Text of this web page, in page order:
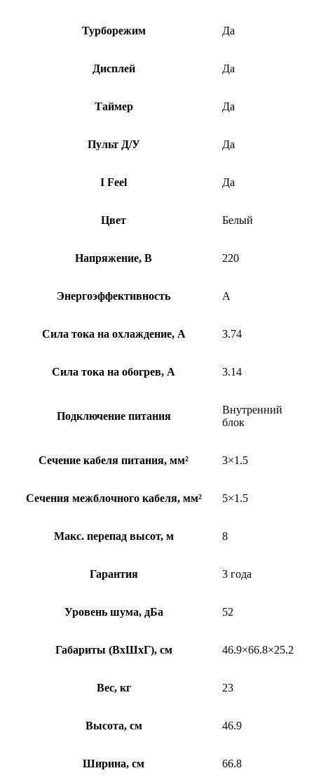
Турборежим Да
Дисплей Да
Таймер Да
Пульт Д/У Да
I Feel Да
Цвет Белый
Напряжение, В 220
Энергоэффективность A
Сила тока на охлаждение, А 3.74
Сила тока на обогрев, А 3.14
Подключение питания
Внутренний
блок
Сечение кабеля питания, мм² 3×1.5
Сечения межблочного кабеля, мм² 5×1.5
Макс. перепад высот, м 8
Гарантия 3 года
Уровень шума, дБа 52
Габариты (ВхШхГ), см 46.9×66.8×25.2
Вес, кг 23
Высота, см 46.9
Ширина, см 66.8